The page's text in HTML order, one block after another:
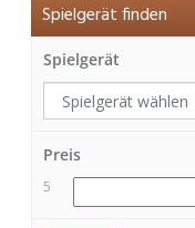
Spielgerät finden
Spielgerät
Preis
5